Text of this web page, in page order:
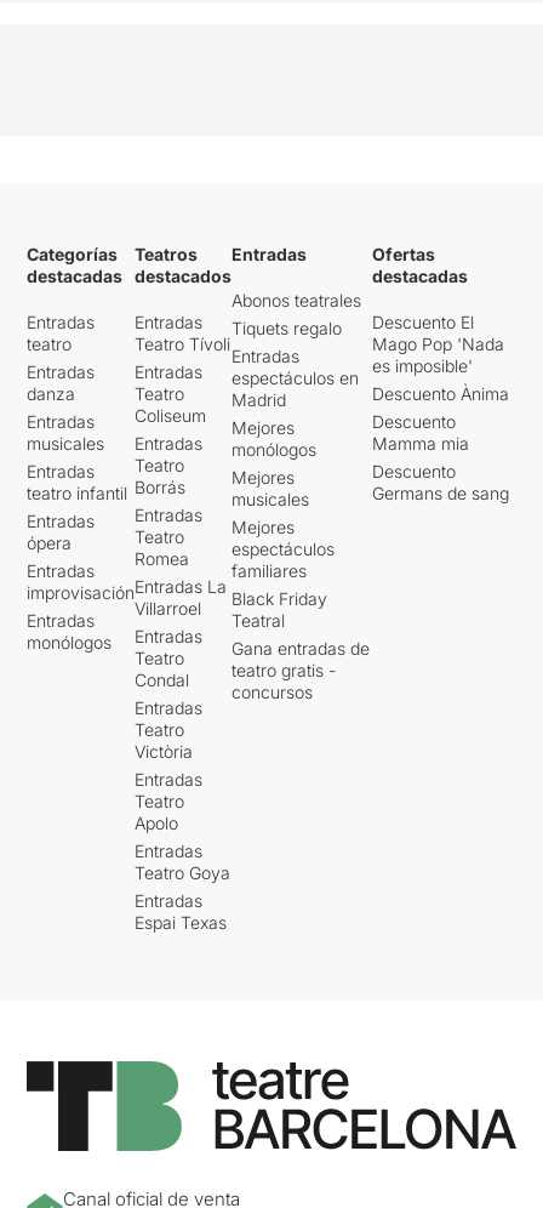
Categorías
destacadas
Entradas
teatro
Entradas
danza
Entradas
musicales
Entradas
teatro infantil
Entradas
ópera
Entradas
improvisación
Entradas
monólogos
Teatros
destacados
Entradas
Teatro Tívoli
Entradas
Teatro
Coliseum
Entradas
Teatro
Borrás
Entradas
Teatro
Romea
Entradas La
Villarroel
Entradas
Teatro
Condal
Entradas
Teatro
Victòria
Entradas
Teatro
Apolo
Entradas
Teatro Goya
Entradas
Espai Texas
Entradas
Abonos teatrales
Tiquets regalo
Entradas
espectáculos en
Madrid
Mejores
monólogos
Mejores
musicales
Mejores
espectáculos
familiares
Black Friday
Teatral
Gana entradas de
teatro gratis -
concursos
Ofertas
destacadas
Descuento El
Mago Pop 'Nada
es imposible'
Descuento Ànima
Descuento
Mamma mia
Descuento
Germans de sang
Canal oficial de venta